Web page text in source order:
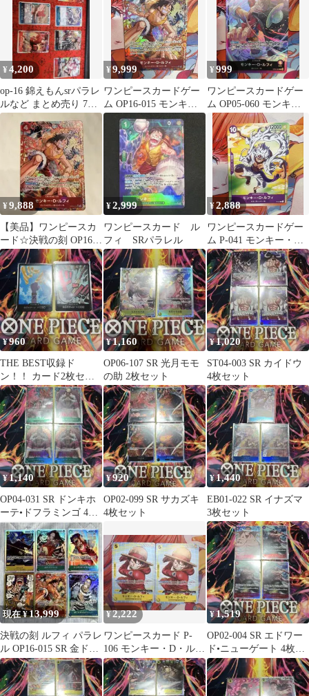
¥4,200
op-16 錦えもんsrパラレ
ルなど まとめ売り 7枚
セット
¥9,999
ワンピースカードゲー
ム OP16-015 モンキ
ー・D・ルフィ パラレ
¥999
ワンピースカードゲー
ム OP05-060 モンキ
ー・D・ルフィ リーダ
ー 限定品
¥9,888
【美品】ワンピースカ
ード☆決戦の刻 OP16-
015 パラレル
¥2,999
ワンピースカード ル
フィ SRパラレル
¥2,888
ワンピースカードゲー
ム P-041 モンキー・
D・ルフィ プロモ限定
品
¥960
THE BEST収録ド
ン！！ カード2枚セッ
ト
¥1,160
OP06-107 SR 光月モモ
の助 2枚セット
¥1,020
ST04-003 SR カイドウ
4枚セット
¥1,140
OP04-031 SR ドンキホ
ーテ•ドフラミンゴ 4枚
セット
¥920
OP02-099 SR サカズキ
4枚セット
¥1,440
EB01-022 SR イナズマ
3枚セット
現在 ¥13,999
決戦の刻 ルフィ パラレ
ル OP16-015 SR 金ドン
Mr.3 他
¥2,222
ワンピースカード P-
106 モンキー・D・ルフ
ィ プロモ限定品 2枚セ
ット
¥1,519
OP02-004 SR エドワー
ド•ニューゲート 4枚セ
ット